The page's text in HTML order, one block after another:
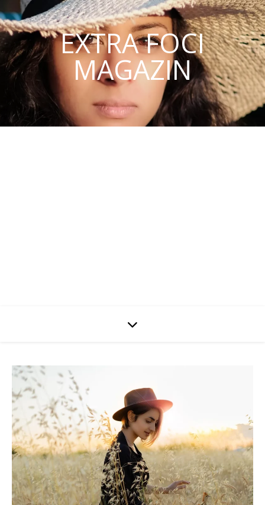
EXTRA FOCI
MAGAZIN